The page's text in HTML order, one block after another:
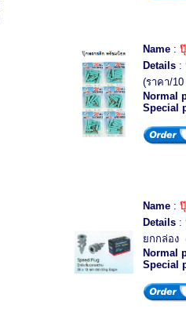
Name :
Details :
(ราคา/
Normal
Special
Name :
Details :
ยกกล่อง
Normal
Special